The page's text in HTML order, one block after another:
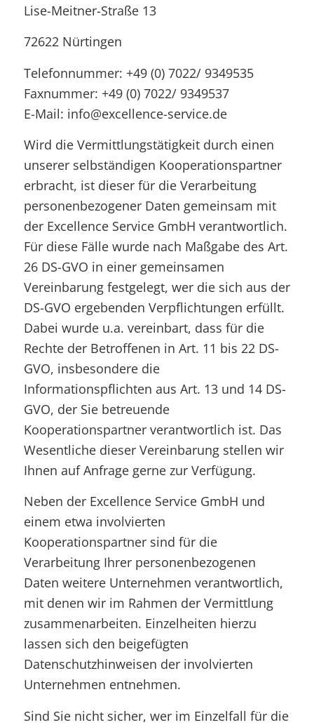
Lise-Meitner-Straße 13
72622 Nürtingen
Telefonnummer: +49 (0) 7022/ 9349535
Faxnummer: +49 (0) 7022/ 9349537
E-Mail: info@excellence-service.de
Wird die Vermittlungstätigkeit durch einen
unserer selbständigen Kooperationspartner
erbracht, ist dieser für die Verarbeitung
personenbezogener Daten gemeinsam mit
der Excellence Service GmbH verantwortlich.
Für diese Fälle wurde nach Maßgabe des Art.
26 DS-GVO in einer gemeinsamen
Vereinbarung festgelegt, wer die sich aus der
DS-GVO ergebenden Verpflichtungen erfüllt.
Dabei wurde u.a. vereinbart, dass für die
Rechte der Betroffenen in Art. 11 bis 22 DS-
GVO, insbesondere die
Informationspflichten aus Art. 13 und 14 DS-
GVO, der Sie betreuende
Kooperationspartner verantwortlich ist. Das
Wesentliche dieser Vereinbarung stellen wir
Ihnen auf Anfrage gerne zur Verfügung.
Neben der Excellence Service GmbH und
einem etwa involvierten
Kooperationspartner sind für die
Verarbeitung Ihrer personenbezogenen
Daten weitere Unternehmen verantwortlich,
mit denen wir im Rahmen der Vermittlung
zusammenarbeiten. Einzelheiten hierzu
lassen sich den beigefügten
Datenschutzhinweisen der involvierten
Unternehmen entnehmen.
Sind Sie nicht sicher, wer im Einzelfall für die